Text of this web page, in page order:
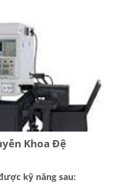
Khoa Đệ
kỹ năng sau: